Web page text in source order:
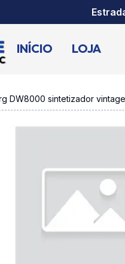
INÍCIO LOJA
DW8000 sintetizador